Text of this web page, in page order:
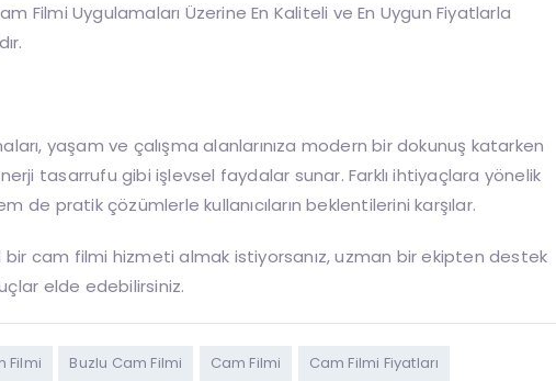
Filmi Uygulamaları Üzerine En Kaliteli ve En Uygun Fiyatlarla
yaşam ve çalışma alanlarınıza modern bir dokunuş katarken
tasarrufu gibi işlevsel faydalar sunar. Farklı ihtiyaçlara yönelik
de pratik çözümlerle kullanıcıların beklentilerini karşılar.
cam filmi hizmeti almak istiyorsanız, uzman bir ekipten destek
elde edebilirsiniz.
Filmi Buzlu Cam Filmi Cam Filmi Cam Filmi Fiyatları